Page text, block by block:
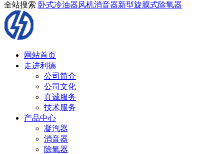
全站搜索 卧式冷油器风机消音器新型旋膜式除氧器
网站首页
走进利德
公司简介
公司文化
真诚服务
技术服务
产品中心
凝汽器
消音器
除氧器